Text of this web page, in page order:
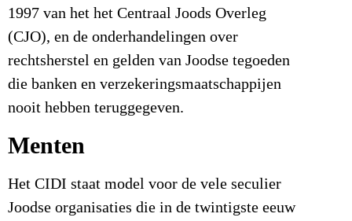
1997 van het het Centraal Joods Overleg
(CJO), en de onderhandelingen over
rechtsherstel en gelden van Joodse tegoeden
die banken en verzekeringsmaatschappijen
nooit hebben teruggegeven.
Menten
Het CIDI staat model voor de vele seculier
Joodse organisaties die in de twintigste eeuw